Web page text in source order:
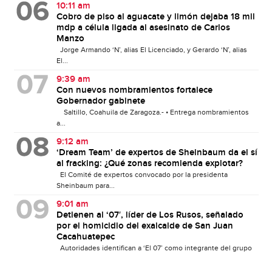
10:11 am
Cobro de piso al aguacate y limón dejaba 18 mil
mdp a célula ligada al asesinato de Carlos
Manzo
Jorge Armando ‘N’, alias El Licenciado, y Gerardo ‘N’, alias
El...
9:39 am
Con nuevos nombramientos fortalece
Gobernador gabinete
Saltillo, Coahuila de Zaragoza.- • Entrega nombramientos
a...
9:12 am
‘Dream Team’ de expertos de Sheinbaum da el sí
al fracking: ¿Qué zonas recomienda explotar?
El Comité de expertos convocado por la presidenta
Sheinbaum para...
9:01 am
Detienen al ‘07′, líder de Los Rusos, señalado
por el homicidio del exalcalde de San Juan
Cacahuatepec
Autoridades identifican a ‘El 07’ como integrante del grupo